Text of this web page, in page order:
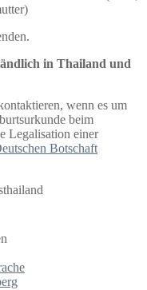
in Thailand und
wenn es um
beim
Legalisation einer
Botschaft